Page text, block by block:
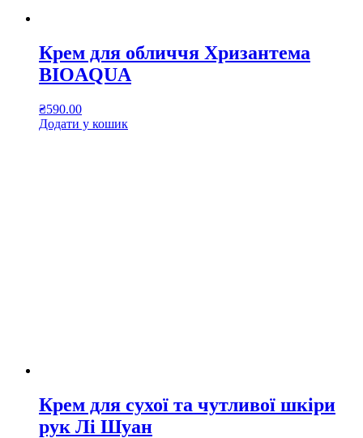
Крем для обличчя Хризантема
BIOAQUA
₴590.00
Додати у кошик
Крем для сухої та чутливої шкіри
рук Лі Шуан